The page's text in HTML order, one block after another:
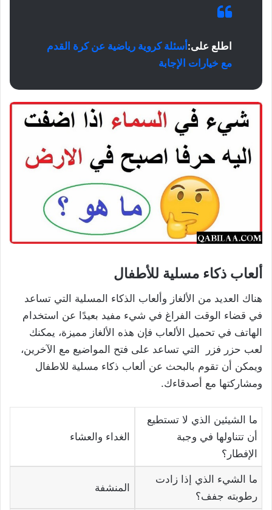
اطلع على:أسئلة كروية رياضية عن كرة القدم
مع خيارات الإجابة
ألعاب ذكاء مسلية للأطفال
هناك العديد من الألغاز وألعاب الذكاء المسلية التي تساعد
في قضاء الوقت الفراغ في شيء مفيد بعيدًا عن استخدام
الهاتف في تحميل الألعاب فإن هذه الألغاز مميزة، يمكنك
لعب حزر فزر التي تساعد على فتح المواضيع مع الآخرين،
ويمكن أن تقوم بالبحث عن ألعاب ذكاء مسلية للاطفال
ومشاركتها مع أصدقاءك.
ما الشيئين الذي لا تستطيع
أن تتناولها في وجبة
الإفطار؟
الغداء والعشاء
ما الشيء الذي إذا زادت
رطوبته جفف؟
المنشفة